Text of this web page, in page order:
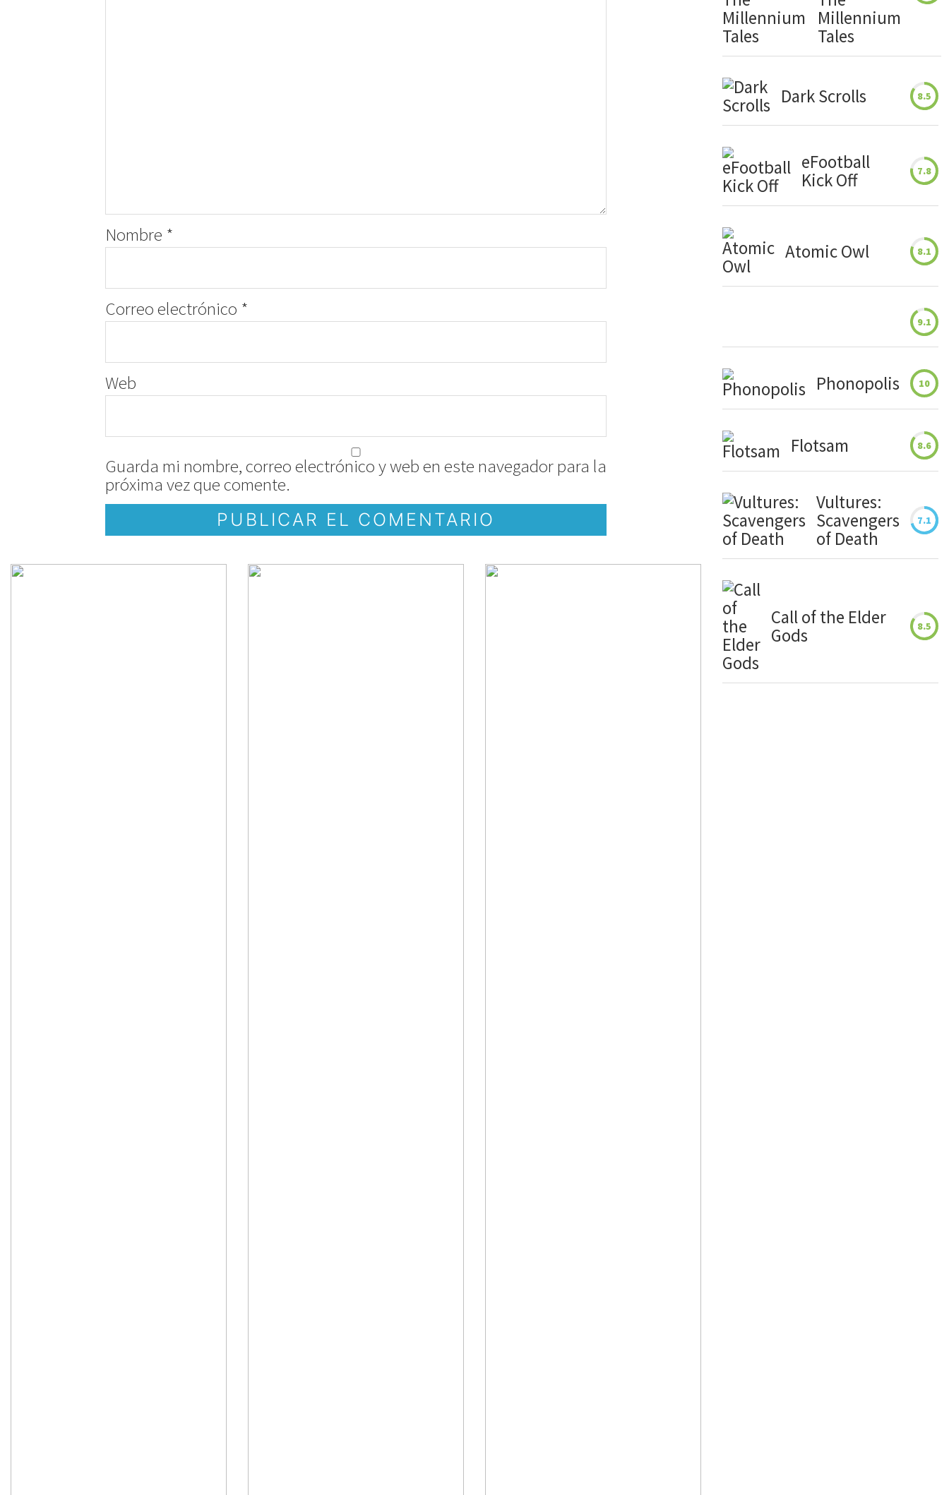
Nombre *
Correo electrónico *
Web
Guarda mi nombre, correo electrónico y web en este navegador para la
próxima vez que comente.
Millennium
Tales
Dark Scrolls 8.5
eFootball
Kick Off
7.8
Atomic Owl 8.1
9.1
Phonopolis 10
Flotsam 8.6
Vultures:
Scavengers
of Death
7.1
Call of the Elder
Gods
8.5